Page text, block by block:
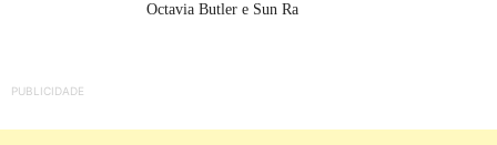
Octavia Butler e Sun Ra
PUBLICIDADE